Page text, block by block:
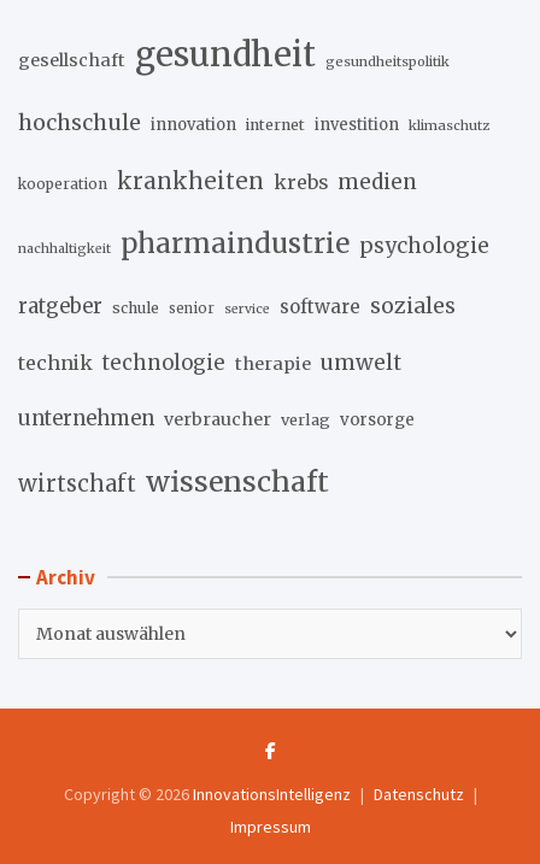
gesellschaft gesundheit gesundheitspolitik
hochschule innovation internet investition klimaschutz
kooperation krankheiten krebs medien
nachhaltigkeit pharmaindustrie psychologie
ratgeber schule senior service software soziales
technik technologie therapie umwelt
unternehmen verbraucher verlag vorsorge
wirtschaft wissenschaft
Archiv
Copyright © 2026InnovationsIntelligenz
Datenschutz
Impressum